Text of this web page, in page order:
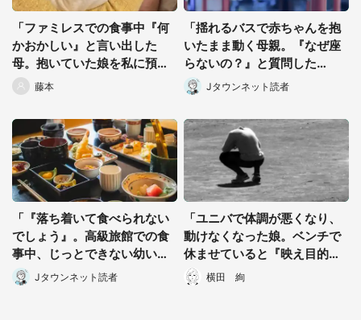
「ファミレスでの食事中『何
かおかしい』と言い出した
母。抱いていた娘を私に預け
た直後...」（千葉県・40代女
性）
藤本
「揺れるバスで赤ちゃんを抱
いたまま動く母親。『なぜ座
らないの？』と質問した
ら...」（東京都・40代女性）
Jタウンネット読者
「『落ち着いて食べられない
でしょう』。高級旅館での食
事中、じっとできない幼い息
子に中年の男性客が...」（東
京都・40代男性）
Jタウンネット読者
「ユニバで体調が悪くなり、
動けなくなった娘。ベンチで
休ませていると『映え目的』
っぽい女子高生が...」（愛知
県・30代男性）
横田 絢